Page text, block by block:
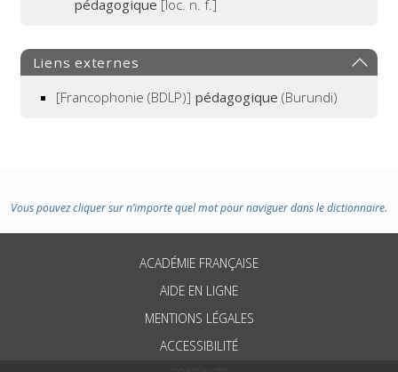
pédagogique [loc. n. f.]
Liens externes
[Francophonie (BDLP)] pédagogique (Burundi)
Vous pouvez cliquer sur n’importe quel mot pour naviguer dans le dictionnaire.
ACADÉMIE FRANÇAISE
AIDE EN LIGNE
MENTIONS LÉGALES
ACCESSIBILITÉ